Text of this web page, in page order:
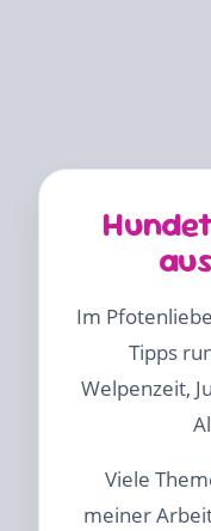
Im
Tipps
Welpenzeit,
Viele
meiner